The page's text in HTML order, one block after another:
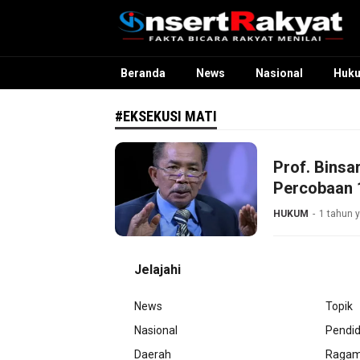
InsertRakyat.com
Fakta Bicara Rakyat Menilai
Beranda News Nasional
#EKSEKUSI MATI
Prof.
Percobaan
HUKUM 1 tahun
Jelajahi
News
Nasional
Daerah
Topik